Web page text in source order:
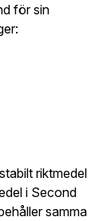
för sin
riktmedel
i Second
samma
enligt